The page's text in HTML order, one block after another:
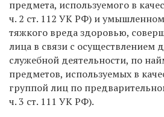
предмета, используемого в
ч. 2 ст. 112 УК РФ) и
тяжкого вреда здоровью,
лица в связи с
служебной деятельности, по
предметов, используемых в
группой лиц по
ч. 3 ст. 111 УК РФ).